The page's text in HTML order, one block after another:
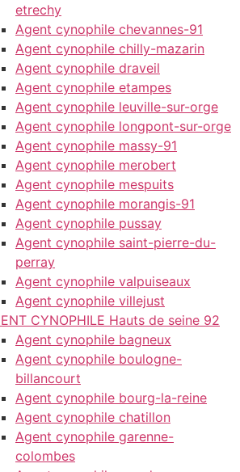
etrechy
Agent cynophile chevannes-91
Agent cynophile chilly-mazarin
Agent cynophile draveil
Agent cynophile etampes
Agent cynophile leuville-sur-orge
Agent cynophile longpont-sur-orge
Agent cynophile massy-91
Agent cynophile merobert
Agent cynophile mespuits
Agent cynophile morangis-91
Agent cynophile pussay
Agent cynophile saint-pierre-du-
perray
Agent cynophile valpuiseaux
Agent cynophile villejust
CYNOPHILE Hauts de seine 92
Agent cynophile bagneux
Agent cynophile boulogne-
billancourt
Agent cynophile bourg-la-reine
Agent cynophile chatillon
Agent cynophile garenne-
colombes